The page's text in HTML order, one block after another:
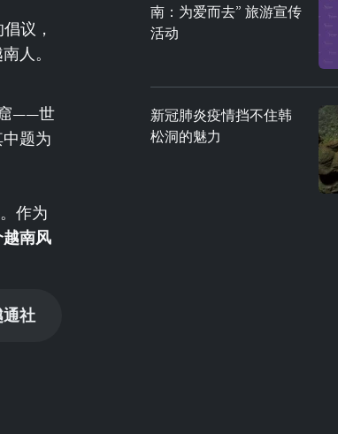
议，
人。
窟——世
题为
作为
南风
通社
南：为爱而去” 旅游宣传
活动
新冠肺炎疫情挡不住韩
松洞的魅力